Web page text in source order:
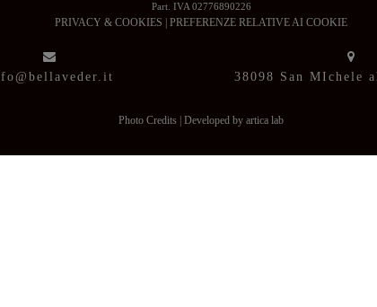
Part. IVA 02776890226
PRIVACY & COOKIES PREFERENZE RELATIVE AI COOKIE
38098 San MIchele
Photo Credits Developed by artica lab